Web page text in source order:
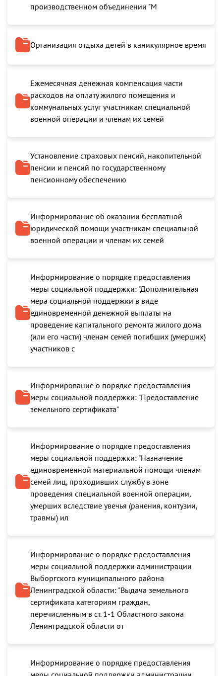
производственном объединении "М
Организация отдыха детей в каникулярное время
Ежемесячная денежная компенсация части
расходов на оплату жилого помещения и
коммунальных услуг участникам специальной
военной операции и членам их семей
Установление страховых пенсий, накопительной
пенсии и пенсий по государственному
пенсионному обеспечению
Информирование об оказании бесплатной
юридической помощи участникам специальной
военной операции и членам их семей
Информирование о порядке предоставления
меры социальной поддержки: "Дополнительная
мера социальной поддержки в виде
единовременной денежной выплаты на
проведение капитального ремонта жилого дома
(или его части) членам семей погибших (умерших)
участников с
Информирование о порядке предоставления
меры социальной поддержки: "Предоставление
земельного сертификата"
Информирование о порядке предоставления
меры социальной поддержки: "Назначение
единовременной материальной помощи членам
семей лиц, проходивших службу в зоне
проведения специальной военной операции,
умерших вследствие увечья (ранения, контузии,
травмы) ил
Информирование о порядке предоставления
меры социальной поддержки администрации
Выборгского муниципального района
Ленинградской области: "Выдача земельного
сертификата категориям граждан,
перечисленным в ст. 1-1 Областного закона
Ленинградской области от
Информирование о порядке предоставления